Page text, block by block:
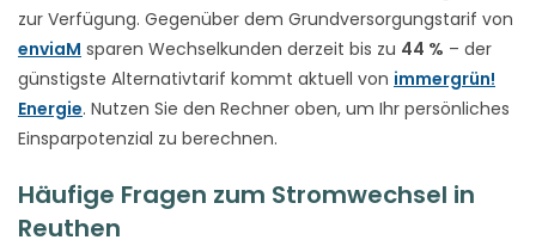
zur Verfügung. Gegenüber dem Grundversorgungstarif von
enviaM sparen Wechselkunden derzeit bis zu 44 % – der
günstigste Alternativtarif kommt aktuell von immergrün!
Energie. Nutzen Sie den Rechner oben, um Ihr persönliches
Einsparpotenzial zu berechnen.
Häufige Fragen zum Stromwechsel in
Reuthen